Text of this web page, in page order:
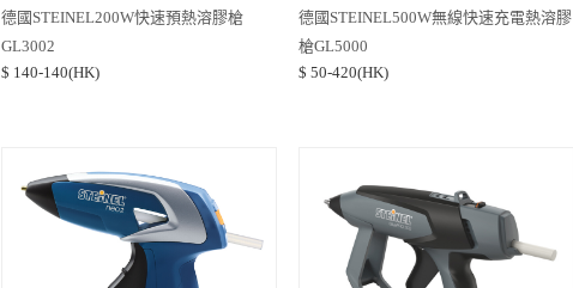
德國STEINEL200W快速預熱溶膠槍
GL3002
$ 140-140(HK)
德國STEINEL500W無線快速充電熱溶膠
槍GL5000
$ 50-420(HK)